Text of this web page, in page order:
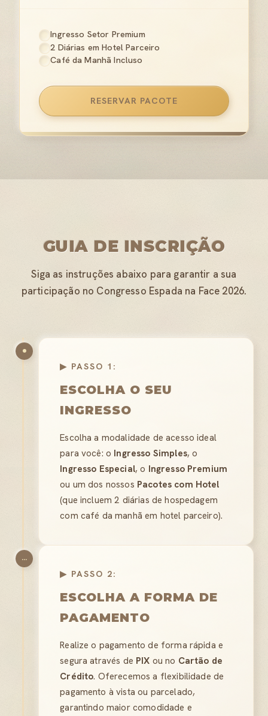
Ingresso Setor Premium
2 Diárias em Hotel Parceiro
Café da Manhã Incluso
RESERVAR PACOTE
GUIA DE INSCRIÇÃO
Siga as instruções abaixo para garantir a sua
participação no Congresso Espada na Face 2026.
▶ PASSO 1:
ESCOLHA O SEU
INGRESSO
Escolha a modalidade de acesso ideal
para você: o Ingresso Simples, o
Ingresso Especial, o Ingresso Premium
ou um dos nossos Pacotes com Hotel
(que incluem 2 diárias de hospedagem
com café da manhã em hotel parceiro).
...
▶ PASSO 2:
ESCOLHA A FORMA DE
PAGAMENTO
Realize o pagamento de forma rápida e
segura através de PIX ou no Cartão de
Crédito. Oferecemos a flexibilidade de
pagamento à vista ou parcelado,
garantindo maior comodidade e